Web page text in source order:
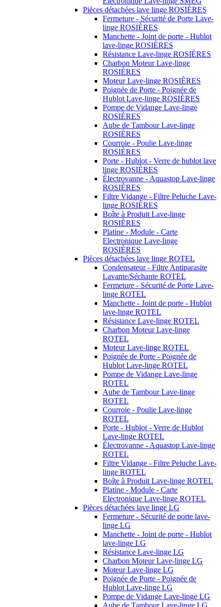
Pièces détachées lave linge ROSIÈRES
Fermeture - Sécurité de Porte Lave-
linge ROSIÈRES
Manchette - Joint de porte - Hublot
lave-linge ROSIÈRES
Résistance Lave-linge ROSIÈRES
Charbon Moteur Lave-linge
ROSIÈRES
Moteur Lave-linge ROSIÈRES
Poignée de Porte - Poignée de
Hublot Lave-linge ROSIÈRES
Pompe de Vidange Lave-linge
ROSIÈRES
Aube de Tambour Lave-linge
ROSIÈRES
Courroie - Poulie Lave-linge
ROSIÈRES
Porte - Hublot - Verre de hublot lave
linge ROSIÈRES
Électrovanne - Aquastop Lave-linge
ROSIÈRES
Filtre Vidange - Filtre Peluche Lave-
linge ROSIÈRES
Boîte à Produit Lave-linge
ROSIÈRES
Platine - Module - Carte
Electronique Lave-linge
ROSIÈRES
Pièces détachées lave linge ROTEL
Condensateur - Filtre Antiparasite
Lavante/Séchante ROTEL
Fermeture - Sécurité de Porte Lave-
linge ROTEL
Manchette - Joint de porte - Hublot
lave-linge ROTEL
Résistance Lave-linge ROTEL
Charbon Moteur Lave-linge
ROTEL
Moteur Lave-linge ROTEL
Poignée de Porte - Poignée de
Hublot Lave-linge ROTEL
Pompe de Vidange Lave-linge
ROTEL
Aube de Tambour Lave-linge
ROTEL
Courroie - Poulie Lave-linge
ROTEL
Porte - Hublot - Verre de Hublot
Lave-linge ROTEL
Électrovanne - Aquastop Lave-linge
ROTEL
Filtre Vidange - Filtre Peluche Lave-
linge ROTEL
Boîte à Produit Lave-linge ROTEL
Platine - Module - Carte
Electronique Lave-linge ROTEL
Pièces détachées lave linge LG
Fermeture - Sécurité de porte lave-
linge LG
Manchette - Joint de porte - Hublot
lave-linge LG
Résistance Lave-linge LG
Charbon Moteur Lave-linge LG
Moteur Lave-linge LG
Poignée de Porte - Poignée de
Hublot Lave-linge LG
Pompe de Vidange Lave-linge LG
Aube de Tambour Lave-linge LG